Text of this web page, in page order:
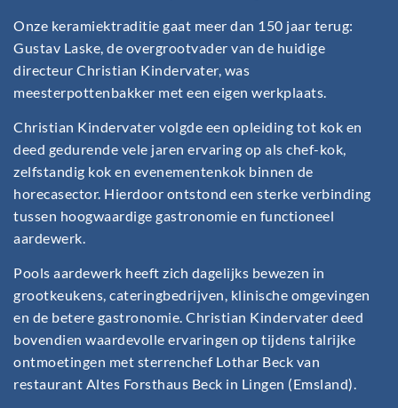
Onze keramiektraditie gaat meer dan 150 jaar terug:
Gustav Laske, de overgrootvader van de huidige
directeur Christian Kindervater, was
meesterpottenbakker met een eigen werkplaats.
Christian Kindervater volgde een opleiding tot kok en
deed gedurende vele jaren ervaring op als chef-kok,
zelfstandig kok en evenementenkok binnen de
horecasector. Hierdoor ontstond een sterke verbinding
tussen hoogwaardige gastronomie en functioneel
aardewerk.
Pools aardewerk heeft zich dagelijks bewezen in
grootkeukens, cateringbedrijven, klinische omgevingen
en de betere gastronomie. Christian Kindervater deed
bovendien waardevolle ervaringen op tijdens talrijke
ontmoetingen met sterrenchef Lothar Beck van
restaurant Altes Forsthaus Beck in Lingen (Emsland).